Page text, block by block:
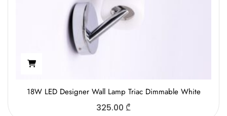
18W LED Designer Wall Lamp Triac Dimmable White
325.00 ₾